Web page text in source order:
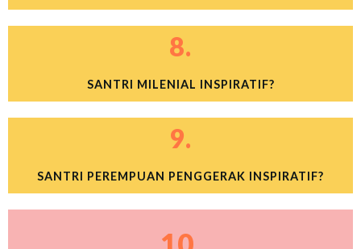
8.
SANTRI MILENIAL INSPIRATIF?
9.
SANTRI PEREMPUAN PENGGERAK INSPIRATIF?